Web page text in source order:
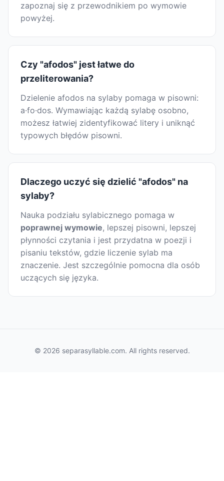
zapoznaj się z przewodnikiem po wymowie
powyżej.
Czy "afodos" jest łatwe do
przeliterowania?
Dzielenie afodos na sylaby pomaga w pisowni:
a·fo·dos. Wymawiając każdą sylabę osobno,
możesz łatwiej zidentyfikować litery i uniknąć
typowych błędów pisowni.
Dlaczego uczyć się dzielić "afodos" na
sylaby?
Nauka podziału sylabicznego pomaga w
poprawnej wymowie, lepszej pisowni, lepszej
płynności czytania i jest przydatna w poezji i
pisaniu tekstów, gdzie liczenie sylab ma
znaczenie. Jest szczególnie pomocna dla osób
uczących się języka.
© 2026 separasyllable.com. All rights reserved.